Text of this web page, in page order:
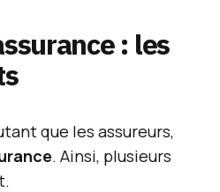
: les
que les assureurs,
. Ainsi, plusieurs